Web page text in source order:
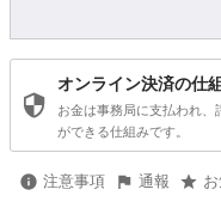
オンライン決済の仕
お金は事務局に支払われ、
ができる仕組みです。
注意事項 通報